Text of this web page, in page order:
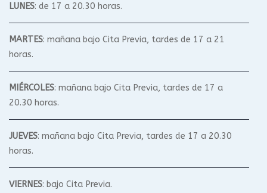
LUNES: de 17 a 20.30 horas.
MARTES: mañana bajo Cita Previa, tardes de 17 a 21
horas.
MIÉRCOLES: mañana bajo Cita Previa, tardes de 17 a
20.30 horas.
JUEVES: mañana bajo Cita Previa, tardes de 17 a 20.30
horas.
VIERNES: bajo Cita Previa.